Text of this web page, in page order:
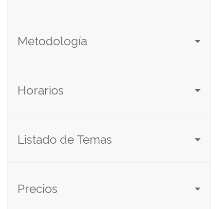
Metodología
Horarios
Listado de Temas
Precios